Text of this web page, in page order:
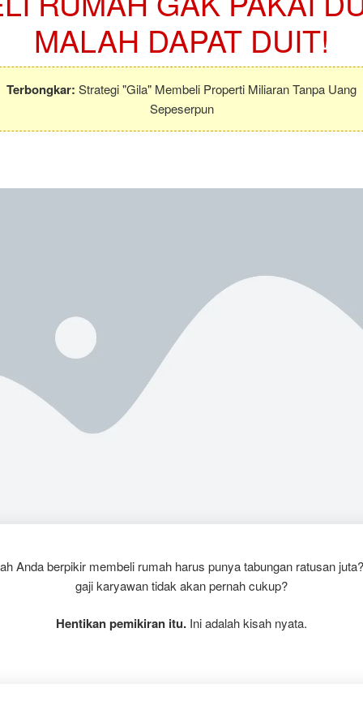
MALAH DAPAT DUIT!
Terbongkar: Strategi "Gila" Membeli Properti Miliaran Tanpa Uang
Sepeserpun
Anda berpikir membeli rumah harus punya tabungan ratusan
gaji karyawan tidak akan pernah cukup?
Hentikan pemikiran itu. Ini adalah kisah nyata.